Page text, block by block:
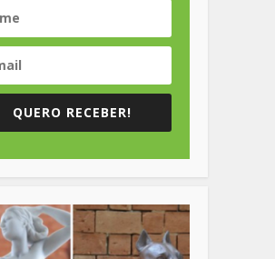
QUERO RECEBER!